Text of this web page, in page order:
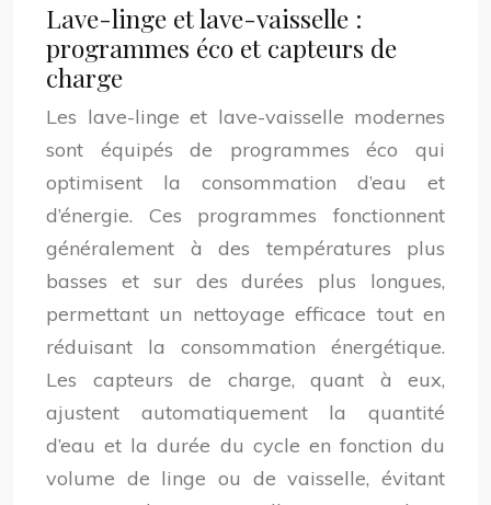
Lave-linge et lave-vaisselle :
programmes éco et capteurs de
charge
Les lave-linge et lave-vaisselle modernes
sont équipés de programmes éco qui
optimisent la consommation d’eau et
d’énergie. Ces programmes fonctionnent
généralement à des températures plus
basses et sur des durées plus longues,
permettant un nettoyage efficace tout en
réduisant la consommation énergétique.
Les capteurs de charge, quant à eux,
ajustent automatiquement la quantité
d’eau et la durée du cycle en fonction du
volume de linge ou de vaisselle, évitant